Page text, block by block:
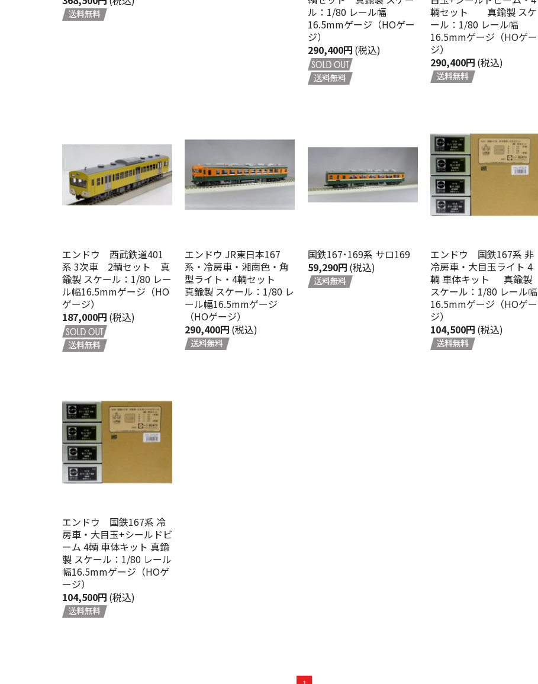
ル：1/80 レール幅
16.5mmゲージ（HOゲー
ジ）
290,400円 (税込)
輌セット 真鍮製 スケ
ール：1/80 レール幅
16.5mmゲージ（HOゲー
ジ）
290,400円 (税込)
エンドウ 西武鉄道401
系 3次車 2輌セット 真
鍮製 スケール：1/80 レー
ル幅16.5mmゲージ（HO
ゲージ）
187,000円 (税込)
エンドウ JR東日本167
系・冷房車・湘南色・角
型ライト・4輌セット
真鍮製 スケール：1/80 レ
ール幅16.5mmゲージ
（HOゲージ）
290,400円 (税込)
国鉄167･169系 サロ169
59,290円 (税込)
エンドウ 国鉄167系 非
冷房車・大目玉ライト 4
輌 車体キット 真鍮製
スケール：1/80 レール幅
16.5mmゲージ（HOゲー
ジ）
104,500円 (税込)
エンドウ 国鉄167系 冷
房車・大目玉+シールドビ
ーム 4輌 車体キット 真鍮
製 スケール：1/80 レール
幅16.5mmゲージ（HOゲ
ージ）
104,500円 (税込)